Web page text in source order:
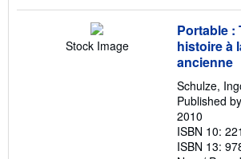
Stock Image
Portable :
histoire à
ancienne
Schulze,
Published by
2010
ISBN 10:
ISBN 13: